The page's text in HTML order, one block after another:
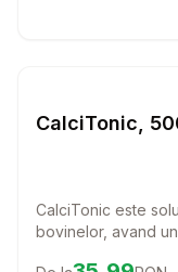
CalciTonic,
CalciTonic este
bovinelor, avand
Preț:35.99 RON